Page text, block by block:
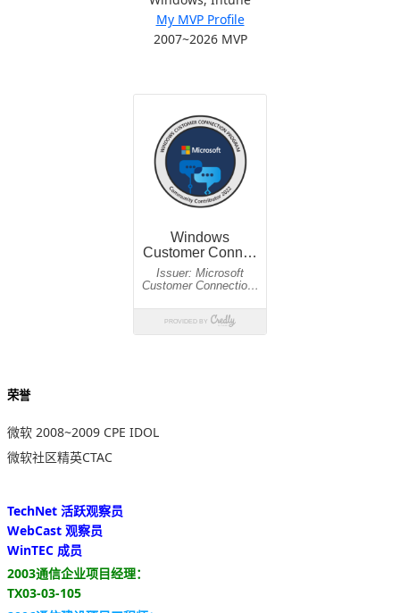
My MVP Profile
2007~2026 MVP
荣誉
微软 2008~2009 CPE IDOL
微软社区精英CTAC
TechNet 活跃观察员
WebCast 观察员
WinTEC 成员
2003通信企业项目经理：
TX03-03-105